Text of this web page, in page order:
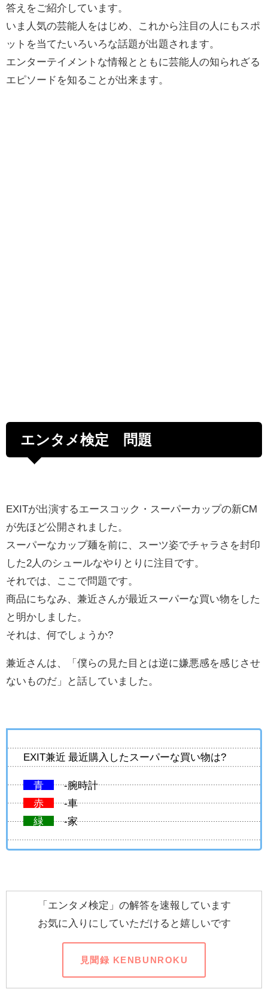
答えをご紹介しています。
いま人気の芸能人をはじめ、
これから注目の人にもスポ
ットを当てたいろいろな話題が出題されます。
エンターテイメントな情報とともに芸能人の知られざる
エピソードを知ることが出来ます。
エンタメ検定 問題
EXITが出演するエースコック・スーパーカップの新CM
が先ほど公開されました。
スーパーなカップ麺を前に、スーツ姿でチャラさを封印
した2人のシュールなやりとりに注目です。
それでは、ここで問題です。
商品にちなみ、兼近さんが最近スーパーな買い物をした
と明かしました。
それは、何でしょうか?
兼近さんは、「僕らの見た目とは逆に嫌悪感を感じさせ
ないものだ」と話していました。
EXIT兼近 最近購入したスーパーな買い物は?
青
-腕時計
赤
-車
緑
-家
「エンタメ検定」の解答を速報しています
お気に入りにしていただけると嬉しいです
見聞録 KENBUNROKU